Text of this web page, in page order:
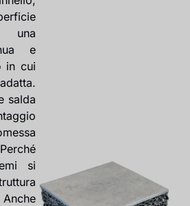
una
e
in cui
salda
si